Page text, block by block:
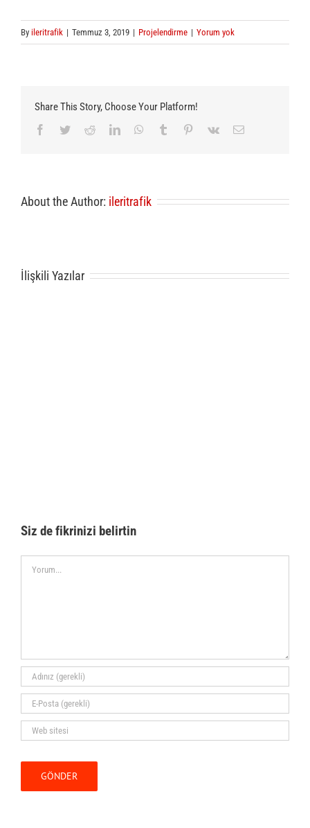
By ileritrafik | Temmuz 3, 2019 | Projelendirme | Yorum yok
Share This Story, Choose Your Platform!
Facebook
TwitterRedditLinkedInWhatsApp
Tumblr Pinterest
Vk
E-
About the Author: ileritrafik
İlişkili Yazılar
Siz de fikrinizi belirtin
Comment